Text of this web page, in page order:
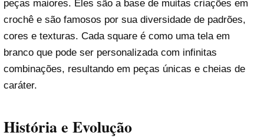
peças maiores. Eles são a base de muitas criações em
crochê e são famosos por sua diversidade de padrões,
cores e texturas. Cada square é como uma tela em
branco que pode ser personalizada com infinitas
combinações, resultando em peças únicas e cheias de
caráter.
História e Evolução